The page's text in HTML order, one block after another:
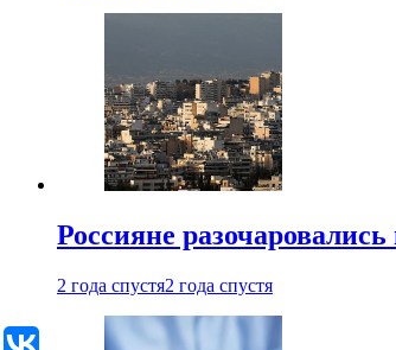
Россияне
2 года спустя2 года спустя